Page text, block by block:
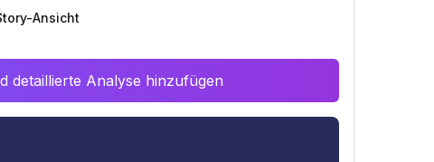
Ansicht
detaillierte Analyse hinzufügen